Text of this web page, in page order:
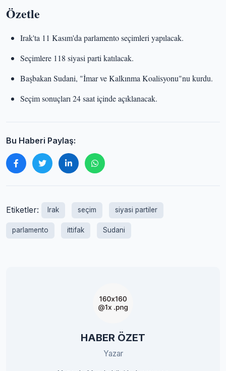
Özetle
Irak'ta 11 Kasım'da parlamento seçimleri yapılacak.
Seçimlere 118 siyasi parti katılacak.
Başbakan Sudani, "İmar ve Kalkınma Koalisyonu"nu kurdu.
Seçim sonuçları 24 saat içinde açıklanacak.
Bu Haberi Paylaş:
Etiketler: Irak seçim siyasi partiler
parlamento ittifak Sudani
HABER ÖZET
Yazar